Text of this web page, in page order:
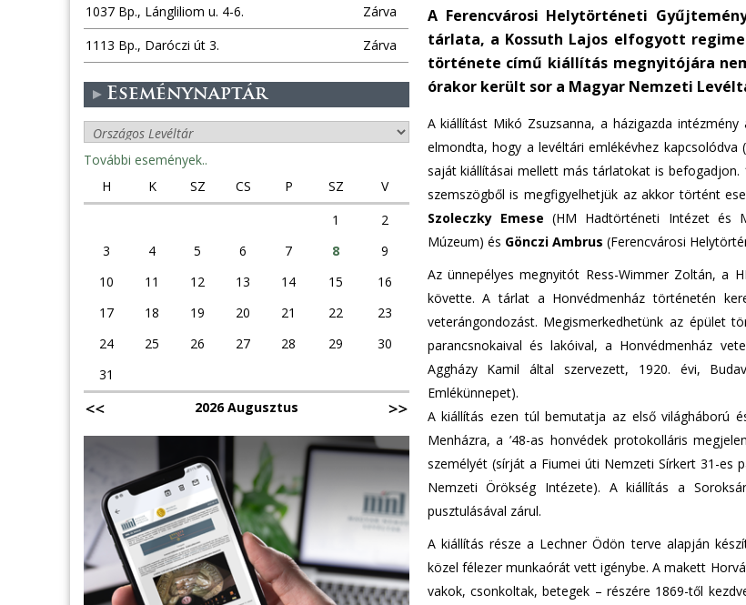
A Ferencvárosi Helytörténeti
tárlata, a Kossuth Lajos elfogyott
története című kiállítás megnyitójára
órakor került sor a Magyar Nemzeti
A kiállítást Mikó Zsuzsanna, a házigazda
elmondta, hogy a levéltári emlékévhez
saját kiállításai mellett más tárlatokat is
szemszögből is megfigyelhetjük az akkor történt
Szoleczky Emese(HM Hadtörténeti Intézet és
Múzeum) és Gönczi Ambrus (Ferencvárosi
Az ünnepélyes megnyitót Ress-Wimmer Zoltán, a
követte. A tárlat a Honvédmenház történetén
veterángondozást. Megismerkedhetünk az épület
parancsnokaival és lakóival, a Honvédmenház
Aggházy Kamil által szervezett, 1920. évi,
Emlékünnepet).
A kiállítás ezen túl bemutatja az első világháború
Menházra, a ’48-as honvédek protokolláris
személyét (sírját a Fiumei úti Nemzeti Sírkert 31-es
Nemzeti Örökség Intézete). A kiállítás a
pusztulásával zárul.
A kiállítás része a Lechner Ödön terve alapján
közel félezer munkaórát vett igénybe. A makett
vakok, csonkoltak, betegek – részére 1869-től
1037 Bp., Lángliliom u. 4-6.
Zárva
1113 Bp., Daróczi út 3.
Zárva
Eseménynaptár
További események..
H
K SZ CS P SZ
V
1
2
3
4 5 6 7 8
9
10
11 12 13 14 15
16
17
18 19 20 21 22
23
24
25 26 27 28 29
30
31
2026 Augusztus